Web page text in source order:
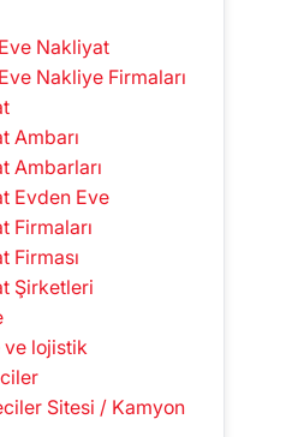
Nakliyat
Nakliye Firmaları
Ambarı
Ambarları
Evden Eve
Firmaları
Firması
Şirketleri
lojistik
Sitesi / Kamyon